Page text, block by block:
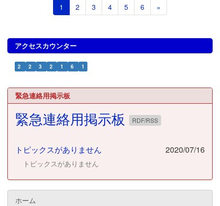
1 2 3 4 5 6 »
アクセスカウンター
2 2 3 2 1 6 1
緊急連絡用掲示板
緊急連絡用掲示板 RDF/RSS
トピックスがありません 2020/07/16
トピックスがありません
ホーム